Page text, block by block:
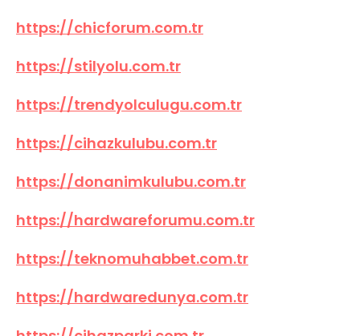
https://chicforum.com.tr
https://stilyolu.com.tr
https://trendyolculugu.com.tr
https://cihazkulubu.com.tr
https://donanimkulubu.com.tr
https://hardwareforumu.com.tr
https://teknomuhabbet.com.tr
https://hardwaredunya.com.tr